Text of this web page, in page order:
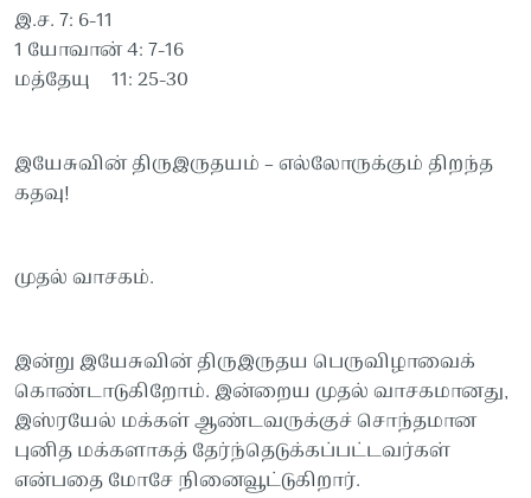
இ.ச. 7: 6-11
1 யோவான் 4: 7-16
மத்தேயு 11: 25-30
இயேசுவின் திருஇருதயம் – எல்லோருக்கும் திறந்த
கதவு!
முதல் வாசகம்.
இன்று இயேசுவின் திருஇருதய பெருவிழாவைக்
கொண்டாடுகிறோம். இன்றைய முதல் வாசகமானது,
இஸ்ரயேல் மக்கள் ஆண்டவருக்குச் சொந்தமான
புனித மக்களாகத் தேர்ந்தெடுக்கப்பட்டவர்கள்
என்பதை மோசே நினைவூட்டுகிறார்.